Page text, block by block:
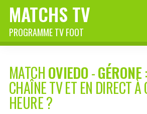
MATCHS TV
PROGRAMME TV FOOT
MATCHOVIEDO-GÉRONE
CHAÎNE TV ET EN DIRECT À
HEURE ?